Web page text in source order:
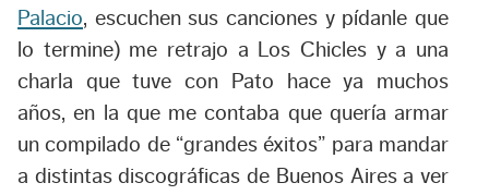
Palacio, escuchen sus canciones y pídanle que
lo termine) me retrajo a Los Chicles y a una
charla que tuve con Pato hace ya muchos
años, en la que me contaba que quería armar
un compilado de “grandes éxitos” para mandar
a distintas discográficas de Buenos Aires a ver